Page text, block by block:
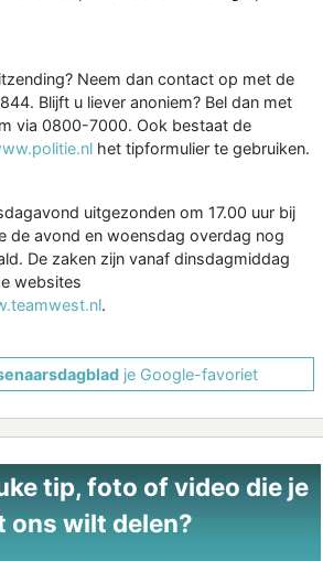
Neem dan contact op met de
Blijft u liever anoniem? Bel dan met
via 0800-7000. Ook bestaat de
het tipformulier te gebruiken.
uitgezonden om 17.00 uur bij
de avond en woensdag overdag nog
De zaken zijn vanaf dinsdagmiddag
websites
.
je Google-favoriet
tip, foto of video die je
ons wilt delen?